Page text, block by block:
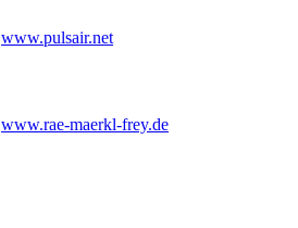
www.pulsair.net
www.rae-maerkl-frey.de